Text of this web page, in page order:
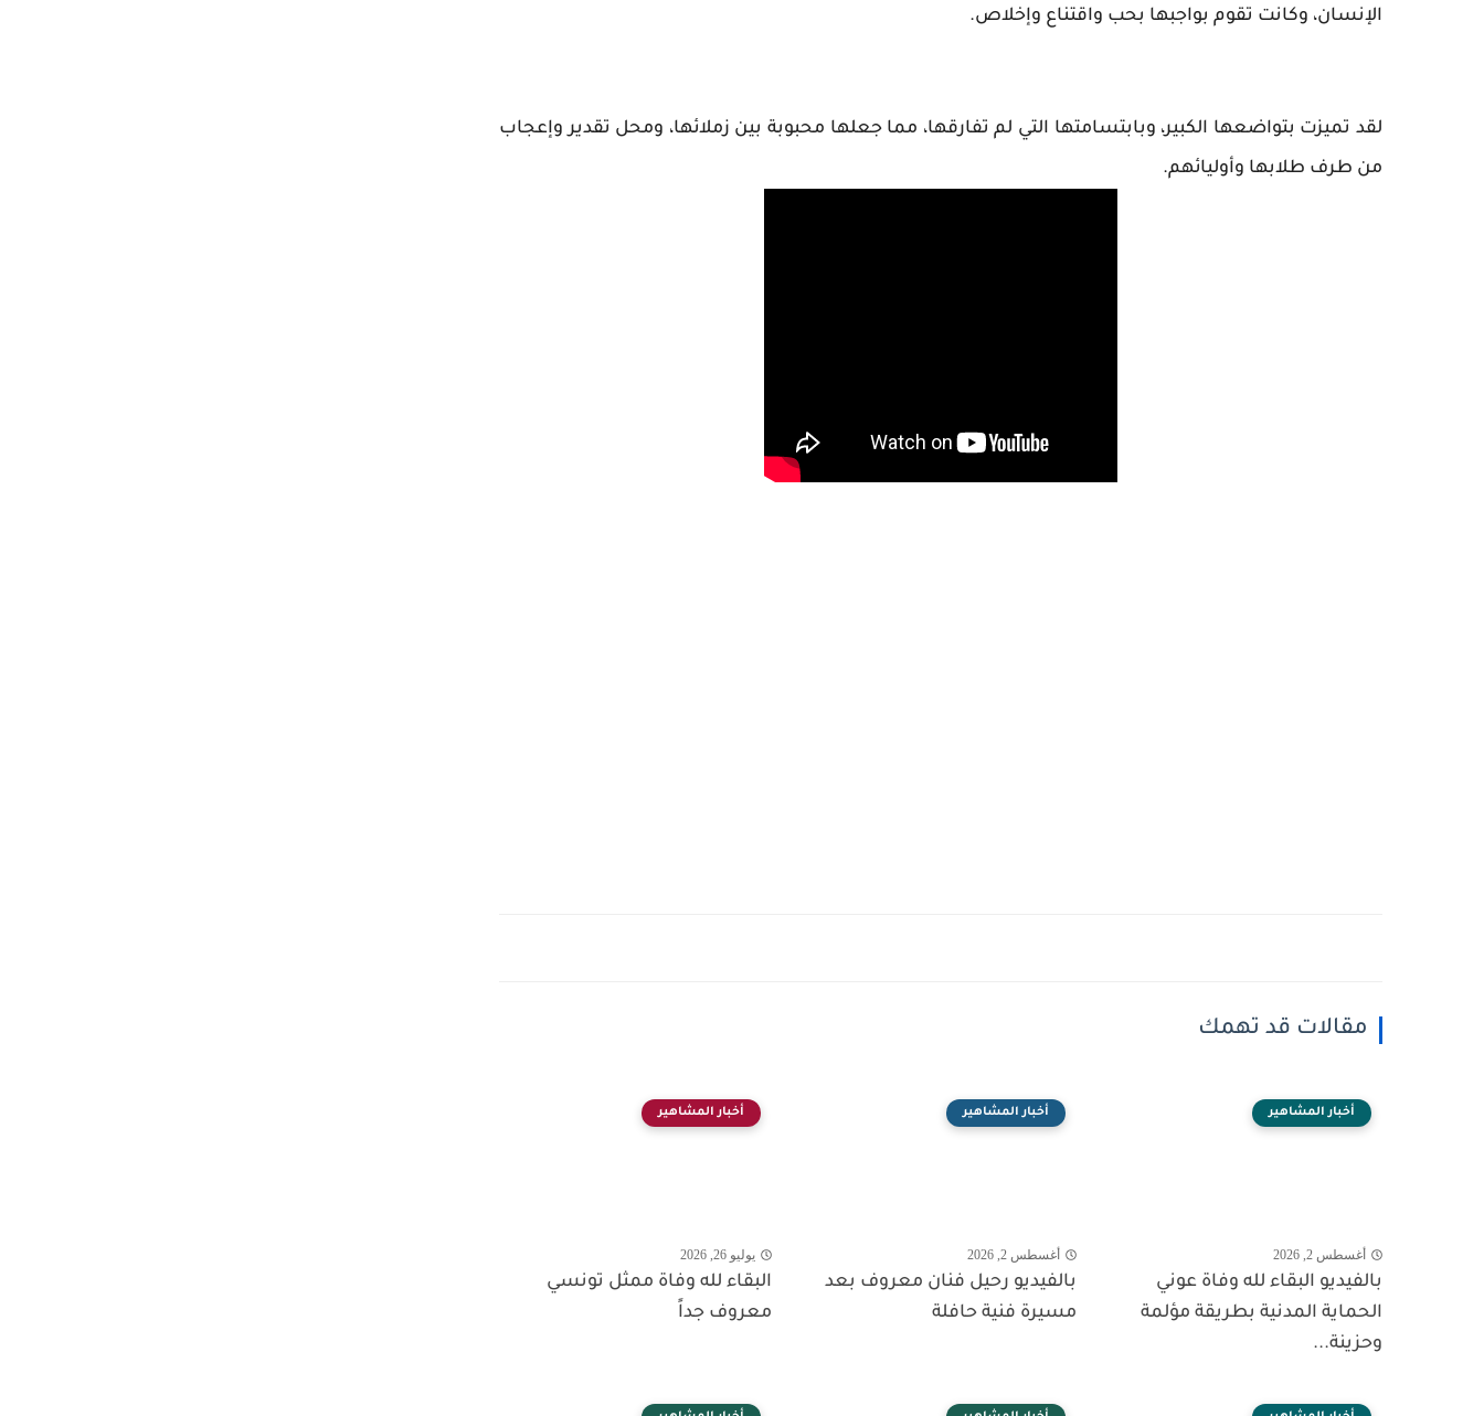
الإنسان، وكانت تقوم بواجبها بحب واقتناع وإخلاص.
لقد تميزت بتواضعها الكبير، وبابتسامتها التي لم تفارقها، مما جعلها محبوبة بين زملائها، ومحل تقدير وإعجاب
من طرف طلابها وأوليائهم.
مقالات قد تهمك
أخبار المشاهير
أغسطس 2, 2026
بالفيديو البقاء لله وفاة عوني
الحماية المدنية بطريقة مؤلمة
وحزينة...
أخبار المشاهير
أغسطس 2, 2026
بالفيديو رحيل فنان معروف بعد
مسيرة فنية حافلة
أخبار المشاهير
يوليو 26, 2026
البقاء لله وفاة ممثل تونسي
معروف جداً